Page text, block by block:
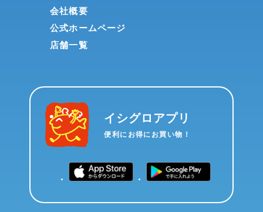
会社概要
公式ホームページ
店舗一覧
イシグロアプリ
便利にお得にお買い物！